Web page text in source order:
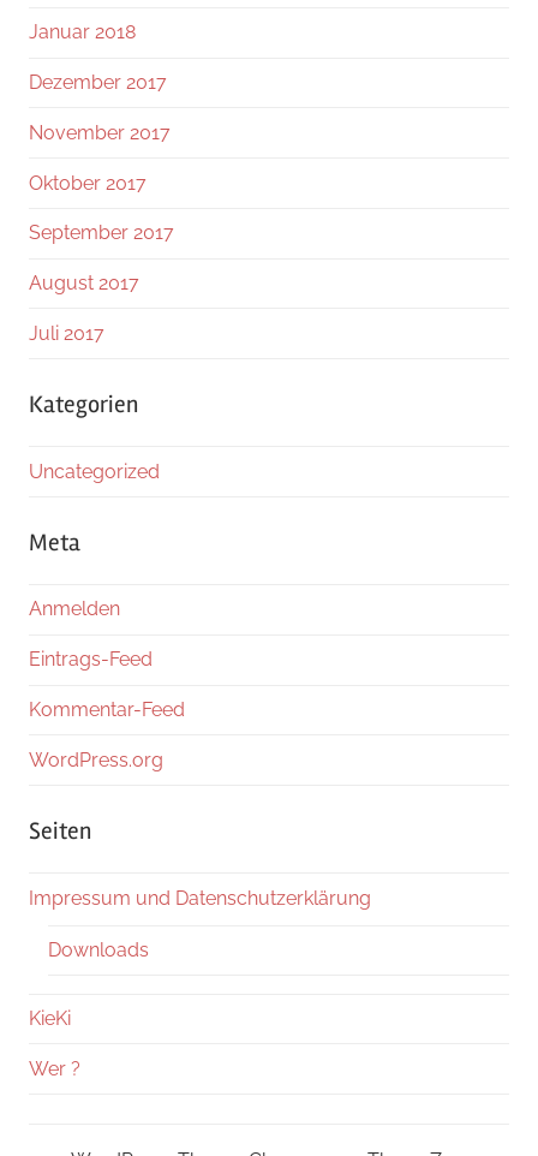
Januar 2018
Dezember 2017
November 2017
Oktober 2017
September 2017
August 2017
Juli 2017
Kategorien
Uncategorized
Meta
Anmelden
Eintrags-Feed
Kommentar-Feed
WordPress.org
Seiten
Impressum und Datenschutzerklärung
Downloads
KieKi
Wer ?